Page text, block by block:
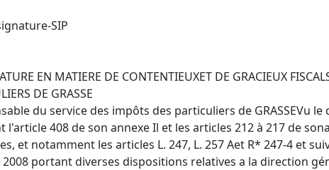
SIP
EN MATIERE DE CONTENTIEUXET DE GRACIEUX
DE GRASSE
du service des impôts des particuliers de GRASSEVu le
408 de son annexe Il et les articles 212 à 217 de
et notamment les articles L. 247, L. 257 Aet R* 247-4 et
2008 portant diverses dispositions relatives a la direction